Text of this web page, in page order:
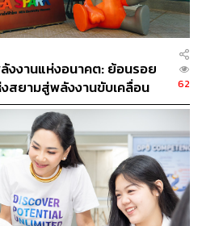
จากญี่ปุ่น ที่รวมสินค้ากิจกรรม
ครบครัน ด้วยจุดเด่นของ
เบา ติดตั้งง่ายและสะดวก ครบ
งกิจกรรมทางน้ำ ตอบโจทย์การ
นำเสนอภายใต้คอนเซปต์
รรมชาติกับผู้คน’ ให้ทุกกิจกรรม
พื่อน หรือสายแคมปิ้งลุยเดี่ยว
ภัยกับโลกกว้างอย่างสนุกสนาน
ขีดจำกัด
งงานแห่งอนาคต: ย้อนรอย
สยามสู่พลังงานขับเคลื่อน
62